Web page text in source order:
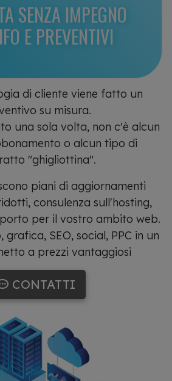
SENZA IMPEGNO
E PREVENTIVI
di cliente viene fatto un
su misura.
una sola volta, non c'è alcun
o alcun tipo di
"ghigliottina".
piani di aggiornamenti
consulenza sull'hosting,
per il vostro ambito web.
grafica, SEO, social, PPC in un
a prezzi vantaggiosi
CONTATTI